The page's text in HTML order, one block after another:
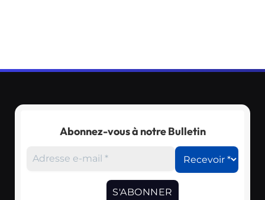
Abonnez-vous à notre Bulletin